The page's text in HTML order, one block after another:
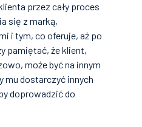
przez cały proces
się z marką,
i tym, co oferuje, aż po
pamiętać, że klient,
może być na innym
mu dostarczyć innych
doprowadzić do